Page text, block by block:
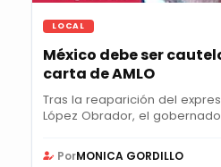
LOCAL
México debe ser
carta de AMLO
Tras la reaparición del
López Obrador, el
PorMONICA GORDILLO